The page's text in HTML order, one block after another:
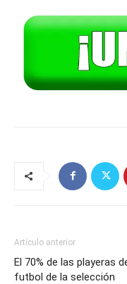
Artículo anterior
El 70% de las playeras
futbol de la selección